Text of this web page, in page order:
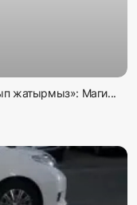
жатырмыз»: Маги...